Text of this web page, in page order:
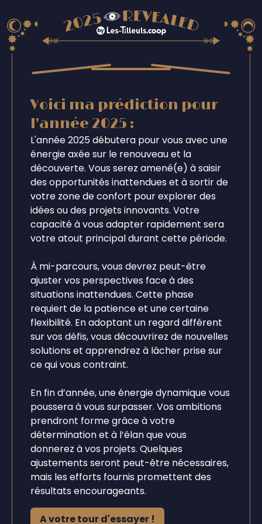
Voici ma prédiction pour
l'année 2025 :
L'année 2025 débutera pour vous avec une
énergie axée sur le renouveau et la
découverte. Vous serez amené(e) à saisir
des opportunités inattendues et à sortir de
votre zone de confort pour explorer des
idées ou des projets innovants. Votre
capacité à vous adapter rapidement sera
votre atout principal durant cette période.
À mi-parcours, vous devrez peut-être
ajuster vos perspectives face à des
situations inattendues. Cette phase
requiert de la patience et une certaine
flexibilité. En adoptant un regard différent
sur vos défis, vous découvrirez de nouvelles
solutions et apprendrez à lâcher prise sur
ce qui vous contraint.
En fin d’année, une énergie dynamique vous
poussera à vous surpasser. Vos ambitions
prendront forme grâce à votre
détermination et à l’élan que vous
donnerez à vos projets. Quelques
ajustements seront peut-être nécessaires,
mais les efforts fournis promettent des
résultats encourageants.
A votre tour d'essayer !